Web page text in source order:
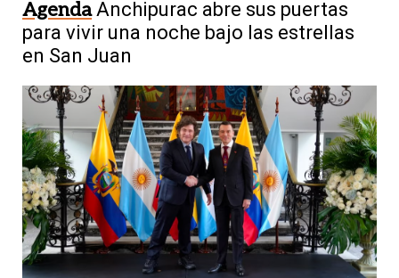
Agenda Anchipurac abre sus puertas
para vivir una noche bajo las estrellas
en San Juan